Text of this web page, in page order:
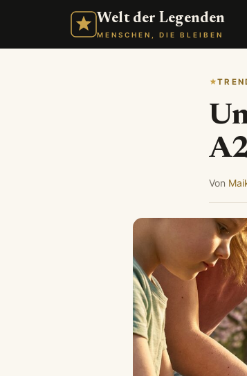
Welt der Legenden
MENSCHEN, DIE BLEIBEN
Von